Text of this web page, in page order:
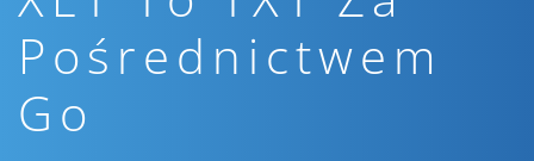
Pośrednictwem
Go